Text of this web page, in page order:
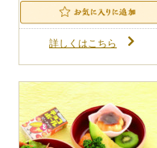
無料貸し出し
ランキング
お知らせ
スタッフブログ
求人情報
初回注文の一
るだけで入力
ポイントもロ
る」ようになり
詳しくはこちら